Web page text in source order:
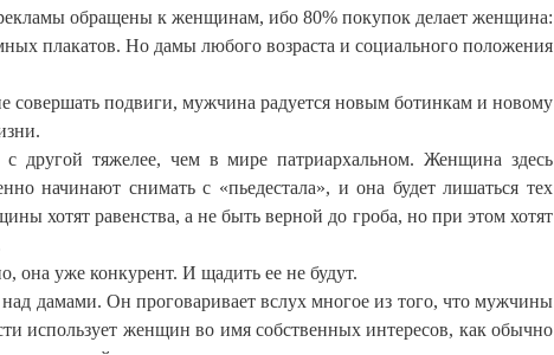
обращены к женщинам, ибо 80% покупок делает женщина:
плакатов. Но дамы любого возраста и социального положения
совершать подвиги, мужчина радуется новым ботинкам и новому
тяжелее, чем в мире патриархальном. Женщина здесь
начинают снимать с «пьедестала», и она будет лишаться тех
хотят равенства, а не быть верной до гроба, но при этом хотят
она уже конкурент. И щадить ее не будут.
дамами. Он проговаривает вслух многое из того, что мужчины
использует женщин во имя собственных интересов, как обычно